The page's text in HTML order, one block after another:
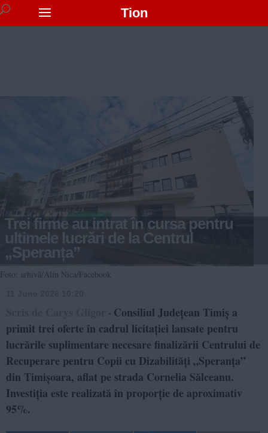
Tion
Trei firme au intrat în cursa pentru
ultimele lucrări de la Centrul
„Speranța”
Foto: arhivă/Alin Nica/Facebook
- Consiliul Județean Timiș a
primit trei oferte în cadrul licitației lansate pentru
lucrările suplimentare necesare finalizării Centrului de
Recuperare pentru Copii cu Dizabilități „Speranța”
din Timișoara, aflat pe strada Cornelia Sălceanu.
Investiția este realizată în proporție de aproximativ
95%.